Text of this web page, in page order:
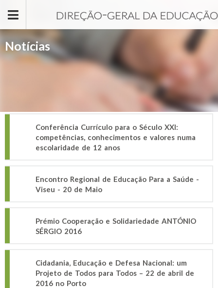
Notícias
Conferência Currículo para o Século XXI:
competências, conhecimentos e valores numa
escolaridade de 12 anos
Encontro Regional de Educação Para a Saúde -
Viseu - 20 de Maio
Prémio Cooperação e Solidariedade ANTÓNIO
SÉRGIO 2016
Cidadania, Educação e Defesa Nacional: um
Projeto de Todos para Todos – 22 de abril de
2016 no Porto